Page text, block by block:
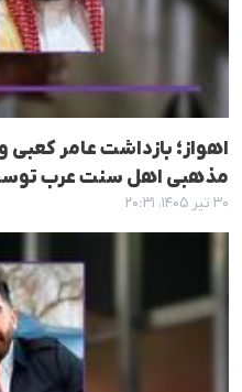
اهواز؛ بازداشت عامر
مذهبی اهل سنت عرب
۳۰ تیر ۱۴۰۵، ۲۰:۳۱